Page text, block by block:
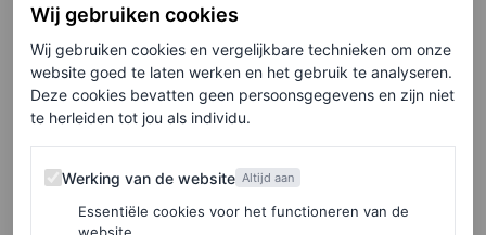
Ik bedoel, als je eindelijk bent gestopt met
onenightstands en je hart hebt geopend voor een man,
om vervolgens te ontdekken dat hij je bedriegt, zou je
dan niet een enorm ingelijste schilderij op de grond
gooien en vervolgens zijn foto overal in Manhattan
ophangen? (Bonuspunten voor de cameo van
Wij gebruiken cookies
Wij gebruiken cookies en vergelijkbare technieken om onze
website goed te laten werken en het gebruik te analyseren.
Deze cookies bevatten geen persoonsgegevens en zijn niet
te herleiden tot jou als individu.
Werking van de website
Werking van de website Altijd aan
Essentiële cookies voor het functioneren van de